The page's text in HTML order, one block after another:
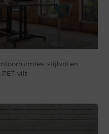
stijlvol en
vilt